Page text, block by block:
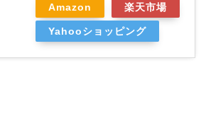
Amazon 楽天市場
Yahooショッピング